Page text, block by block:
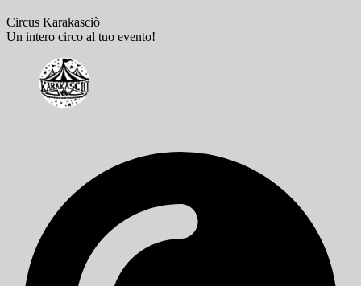
Circus Karakasciò
Un intero circo al tuo evento!